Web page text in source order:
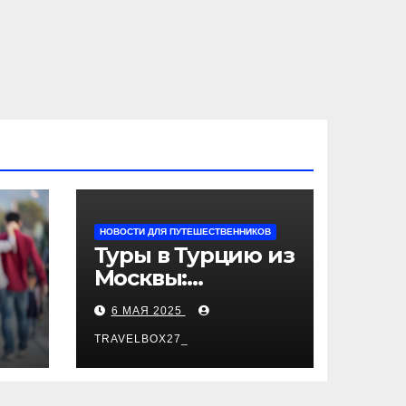
НОВОСТИ ДЛЯ ПУТЕШЕСТВЕННИКОВ
Туры в Турцию из
Москвы:
пляжный отдых,
экскурсии и
лучшие курорты
6 МАЯ 2025
TRAVELBOX27_